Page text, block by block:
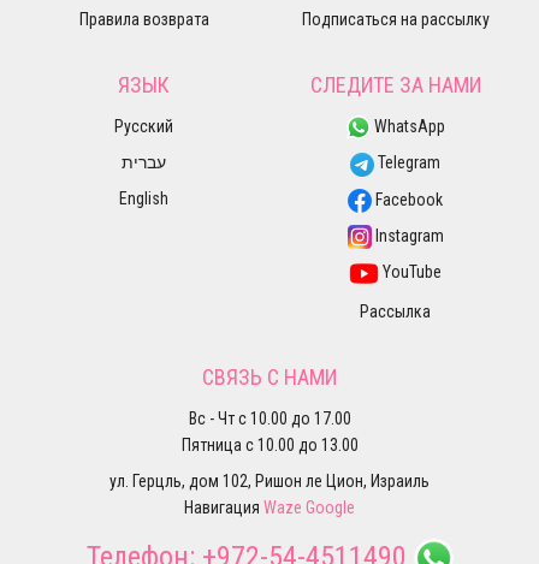
Правила возврата
Подписаться на рассылку
ЯЗЫК
Русский
עברית
English
СЛЕДИТЕ ЗА НАМИ
WhatsApp
Telegram
Facebook
Instagram
YouTube
Рассылка
СВЯЗЬ С НАМИ
Вс - Чт с 10.00 до 17.00
Пятница с 10.00 до 13.00
ул. Герцль, дом 102, Ришон ле Цион, Израиль
Навигация Waze Google
Телефон: +972-54-4511490